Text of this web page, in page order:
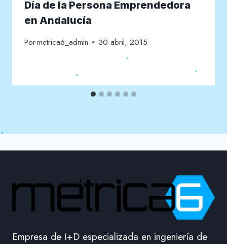
Día de la Persona Emprendedora
en Andalucía
Pormetrica6_admin 30 abril, 2015
Empresa de I+D especializada en ingeniería de